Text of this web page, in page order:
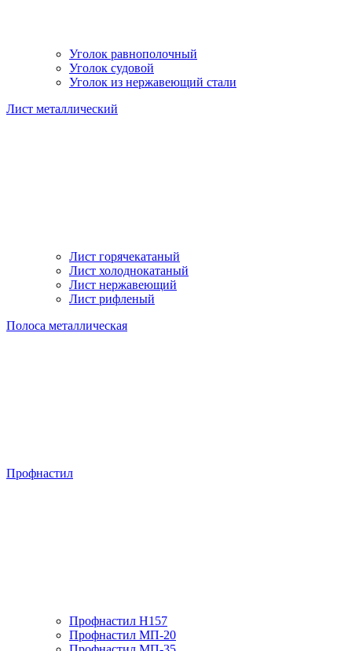
Уголок равнополочный
Уголок судовой
Уголок из нержавеющий стали
Лист металлический
Лист горячекатаный
Лист холоднокатаный
Лист нержавеющий
Лист рифленый
Полоса металлическая
Профнастил
Профнастил H157
Профнастил МП-20